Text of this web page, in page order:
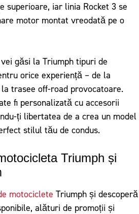
superioare, iar linia Rocket 3 se
motor montat vreodată pe o
găsi la Triumph tipuri de
orice experiență – de la
trasee off-road provocatoare.
fi personalizată cu accesorii
ți libertatea de a crea un model
stilul tău de condus.
Triumph și
motociclete Triumph și descoperă
alături de promoții și